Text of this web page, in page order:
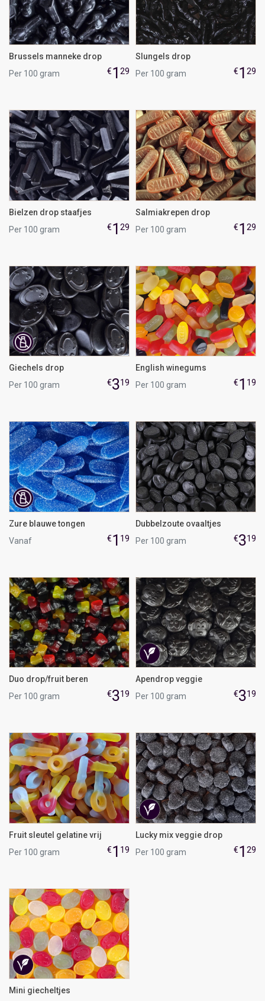
Brussels manneke drop
Per 100 gram
€1 29
Slungels drop
Per 100 gram
€1 29
Bielzen drop staafjes
Per 100 gram
€1 29
Salmiakrepen drop
Per 100 gram
€1 29
Giechels drop
Per 100 gram
€319
English winegums
Per 100 gram
€1 19
Zure blauwe tongen
Vanaf
€1 19
Dubbelzoute ovaaltjes
Per 100 gram
€319
Duo drop/fruit beren
Per 100 gram
€319
Apendrop veggie
Per 100 gram
€319
Fruit sleutel gelatine vrij
Per 100 gram
€1 19
Lucky mix veggie drop
Per 100 gram
€1 29
Mini giecheltjes